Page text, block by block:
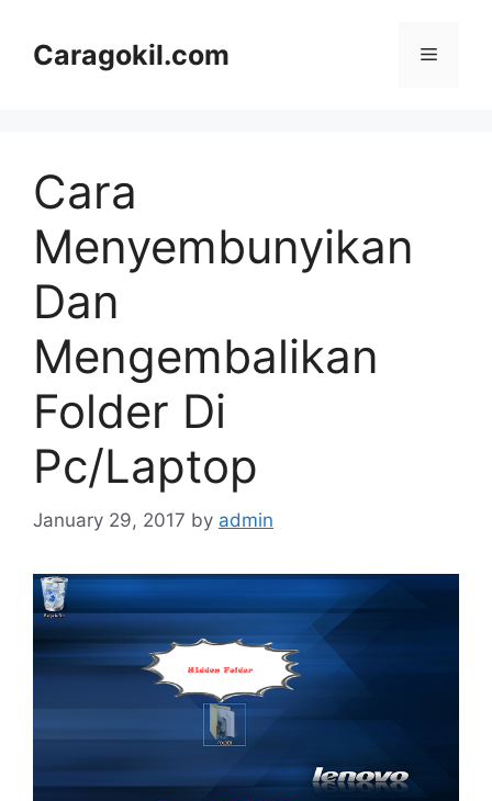
contentCaragokil.com Menu
Cara
Menyembunyikan
Dan
Mengembalikan
Folder Di
Pc/Laptop
January 29, 2017 by admin